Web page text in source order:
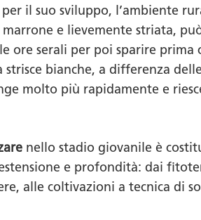
il suo sviluppo, l’ambiente
marrone e lievemente striata,
ore serali per poi sparire prima
strisce bianche, a differenza
molto più rapidamente e
nello stadio giovanile è
e profondità: dai
alle coltivazioni a tecnica di